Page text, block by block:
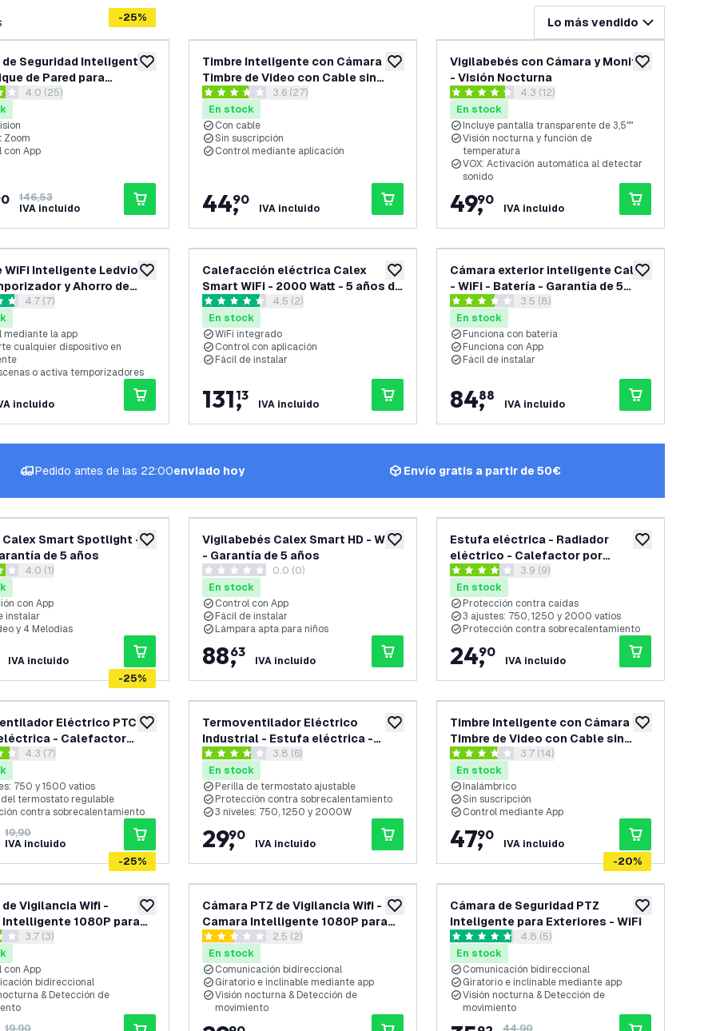
Lo más vendido
añadir a lista de deseos
-25%
de Seguridad Inteligente
de Pared para
con Sensor de
- IPX5 - 4MP - PTZ -
abrir el panel de reseñas
de puntuación
4.0 (25)
Zoom
con App
146,53
IVA incluido
añadir a lista de deseos
Timbre Inteligente con Cámara –
Timbre de Video con Cable sin
Suscripción - WiFi - Full HD - Incl.
Chime
abrir el panel de reseñas
3.6 estrellas de puntuación
3.6 (27)
En stock
Con cable
Sin suscripción
Control mediante aplicación
44,
90
IVA incluido
añadir a lista
Vigilabebés con Cámara y Monitor
- Visión Nocturna
abrir el panel de reseñas
4.3 estrellas de puntuación
4.3 (12)
En stock
Incluye pantalla transparente de 3,5""
Visión nocturna y función de
temperatura
VOX: Activación automática al detectar
sonido
49,
90
IVA incluido
añadir a lista de deseos
WiFi Inteligente Ledvion
y Ahorro de
Enchufe Inteligente - App
por Voz
abrir el panel de reseñas
de puntuación
4.7 (7)
mediante la app
cualquier dispositivo en
o activa temporizadores
incluido
añadir a lista de deseos
Calefacción eléctrica Calex
Smart WiFi - 2000 Watt - 5 años de
garantía abrir el panel de reseñas
4.5 estrellas de puntuación
4.5 (2)
En stock
WiFi integrado
Control con aplicación
Fácil de instalar
131,
13
IVA incluido
añadir a lista
Cámara exterior inteligente Calex
- WiFi - Batería - Garantía de 5
años
abrir el panel de reseñas
3.5 estrellas de puntuación
3.5 (8)
En stock
Funciona con batería
Funciona con App
Fácil de instalar
84,
88
IVA incluido
añadir a lista de deseos
Calex Smart Spotlight -
de 5 años
abrir el panel de reseñas
de puntuación
4.0 (1)
con App
instalar
y 4 Melodías
IVA incluido
añadir a lista de deseos
Vigilabebés Calex Smart HD - WiFi
- Garantía de 5 años
0 estrellas de puntuación
0.0 (0)
En stock
Control con App
Fácil de instalar
Lámpara apta para niños
88,
63
IVA incluido
añadir a lista
Estufa eléctrica - Radiador
eléctrico - Calefactor por
convección - 2000W - Blanco
abrir el panel de reseñas
3.9 estrellas de puntuación
3.9 (9)
En stock
Protección contra caídas
3 ajustes: 750, 1250 y 2000 vatios
Protección contra sobrecalentamiento
24,
90
IVA incluido
añadir a lista de deseos
-25%
Eléctrico PTC -
- Calefactor
- 1500W - Blanco
abrir el panel de reseñas
de puntuación
4.3 (7)
750 y 1500 vatios
del termostato regulable
contra sobrecalentamiento
19,90
IVA incluido
añadir a lista de deseos
Termoventilador Eléctrico
Industrial - Estufa eléctrica -
Calefactor electrico - 2000W
abrir el panel de reseñas
3.8 estrellas de puntuación
3.8 (6)
En stock
Perilla de termostato ajustable
Protección contra sobrecalentamiento
3 niveles: 750, 1250 y 2000W
29,
90
IVA incluido
añadir a lista
Timbre Inteligente con Cámara –
Timbre de Video con Cable sin
Suscripción - WiFi - Full HD -
Incluye Campanilla
abrir el panel de reseñas
3.7 estrellas de puntuación
3.7 (14)
En stock
Inalámbrico
Sin suscripción
Control mediante App
47,
90
IVA incluido
añadir a lista de deseos
-25%
de Vigilancia Wifi -
Intelligente 1080P para
abrir el panel de reseñas
de puntuación
3.7 (3)
con App
bidireccional
& Detección de
añadir a lista de deseos
Cámara PTZ de Vigilancia Wifi -
Camara Intelligente 1080P para
Casa
abrir el panel de reseñas
2.5 estrellas de puntuación
2.5 (2)
En stock
Comunicación bidireccional
Giratorio e inclinable mediante app
Visión nocturna & Detección de
movimiento
añadir a lista
-20%
Cámara de Seguridad PTZ
Inteligente para Exteriores - WiFi
abrir el panel de reseñas
4.8 estrellas de puntuación
4.8 (5)
En stock
Comunicación bidireccional
Giratorio e inclinable mediante app
Visión nocturna & Detección de
movimiento
Pedido antes de las 22:00enviado hoy Envío gratis a partir de 50€